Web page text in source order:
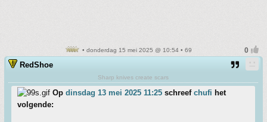
• donderdag 15 mei 2025 @ 10:54 • 69
RedShoe
Sharp knives create scars
Op dinsdag 13 mei 2025 11:25 schreef chufi het
volgende: